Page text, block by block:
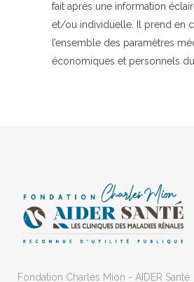
fait après une information
et/ou individuelle. Il prend en
l’ensemble des paramètres
économiques et personnels du
Fondation Charles Mion - AIDER Santé